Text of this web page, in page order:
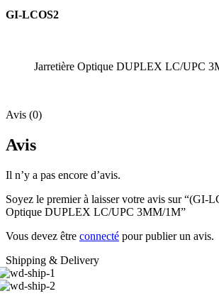
GI-LCOS2
Jarretière Optique DUPLEX LC/UPC
Avis (0)
Avis
Il n’y a pas encore d’avis.
Soyez le premier à laisser votre avis sur “(GI-
Optique DUPLEX LC/UPC 3MM/1M”
Vous devez être connecté pour publier un avis.
Shipping & Delivery